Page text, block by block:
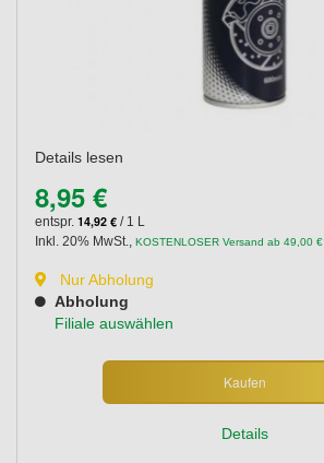
Details lesen
8,95 €
entspr. 14,92 € / 1 L
Inkl. 20% MwSt.
KOSTENLOSER Versand ab 49,00 €
Nur Abholung
Abholung
Filiale auswählen
Kaufen
Details